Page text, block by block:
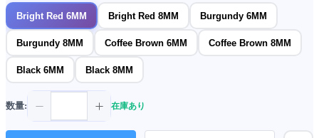
Bright Red 6MM Bright Red 8MM Burgundy 6MM
Burgundy 8MM Coffee Brown 6MM Coffee Brown 8MM
Black 6MM Black 8MM
数量: 在庫あり